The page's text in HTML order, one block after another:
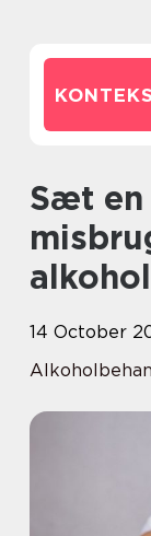
Sæt en stopper for
14 October